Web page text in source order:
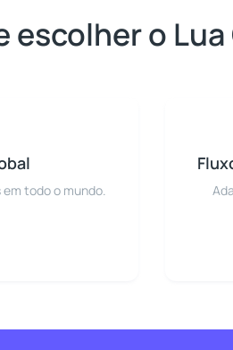
escolher o
todo o mundo.